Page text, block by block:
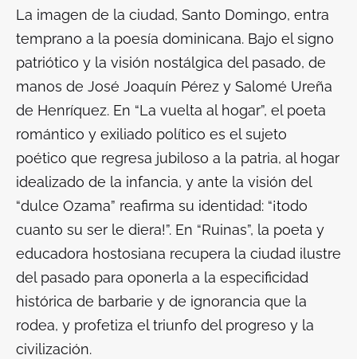
La imagen de la ciudad, Santo Domingo, entra
temprano a la poesía dominicana. Bajo el signo
patriótico y la visión nostálgica del pasado, de
manos de José Joaquín Pérez y Salomé Ureña
de Henríquez. En “La vuelta al hogar”, el poeta
romántico y exiliado político es el sujeto
poético que regresa jubiloso a la patria, al hogar
idealizado de la infancia, y ante la visión del
“dulce Ozama” reafirma su identidad: “¡todo
cuanto su ser le diera!”. En “Ruinas”, la poeta y
educadora hostosiana recupera la ciudad ilustre
del pasado para oponerla a la especificidad
histórica de barbarie y de ignorancia que la
rodea, y profetiza el triunfo del progreso y la
civilización.